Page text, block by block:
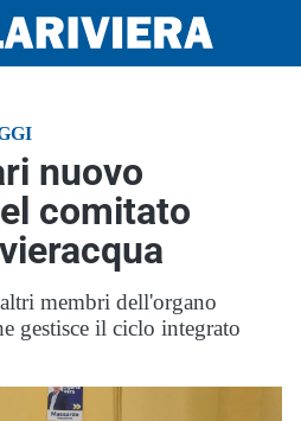
nuovo
comitato
membri dell'organo
gestisce il ciclo integrato